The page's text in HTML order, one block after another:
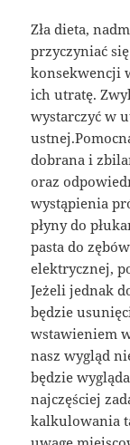
Zła dieta,
przyczyniać
konsekwencji
ich utratę.
wystarczyć w
dobrana i
oraz
wystąpienia
płyny do
pasta do
elektrycznej,
Jeżeli jednak
będzie
wstawieniem
nasz wygląd
będzie
najczęściej
kalkulowania